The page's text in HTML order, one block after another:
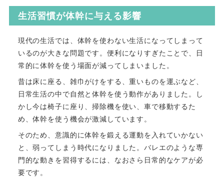
生活習慣が体幹に与える影響
現代の生活では、体幹を使わない生活になってしまって
いるのが大きな問題です。便利になりすぎたことで、日
常的に体幹を使う場面が減ってしまいました。
昔は床に座る、雑巾がけをする、重いものを運ぶなど、
日常生活の中で自然と体幹を使う動作がありました。し
かし今は椅子に座り、掃除機を使い、車で移動するた
め、体幹を使う機会が激減しています。
そのため、意識的に体幹を鍛える運動を入れていかない
と、弱ってしまう時代になりました。バレエのような専
門的な動きを習得するには、なおさら日常的なケアが必
要です。